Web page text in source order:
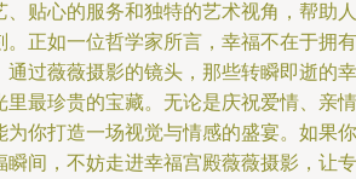
、贴心的服务和独特的艺术视角，帮助人
。正如一位哲学家所言，幸福不在于拥有
通过薇薇摄影的镜头，那些转瞬即逝的幸
里最珍贵的宝藏。无论是庆祝爱情、亲情
为你打造一场视觉与情感的盛宴。如果你
瞬间，不妨走进幸福宫殿薇薇摄影，让专